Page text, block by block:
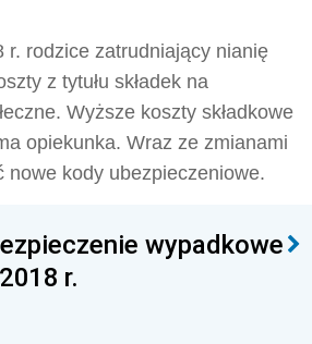
r. rodzice zatrudniający nianię
z tytułu składek na
Wyższe koszty składkowe
opiekunka. Wraz ze zmianami
nowe kody ubezpieczeniowe.
wypadkowe
r.